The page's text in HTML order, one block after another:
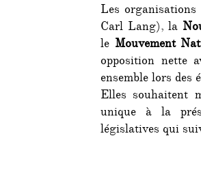
Les
Carl Lang), la
le Mouvement
opposition nette
ensemble lors des
Elles souhaitent
unique à la
législatives qui